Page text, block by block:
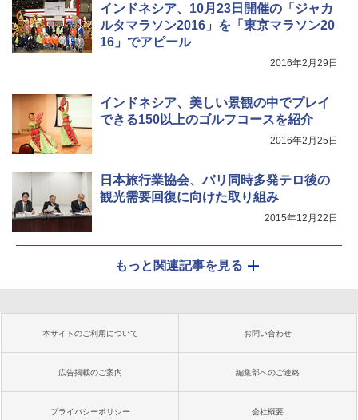
インドネシア、10月23日開催の「ジャカ
ルタマラソン2016」を「東京マラソン20
16」でアピール
2016年2月29日
インドネシア、美しい景観の中でプレイ
できる150以上のゴルフコースを紹介
2016年2月25日
日本旅行業協会、パリ同時多発テロ後の
観光需要回復に向けた取り組み
2015年12月22日
もっと関連記事を見る
本サイトのご利用について お問い合わせ
広告掲載のご案内 編集部へのご連絡
プライバシーポリシー 会社概要